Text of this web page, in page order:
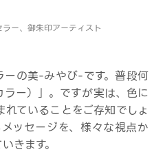
ー、御朱印アーティスト
ーの美-みやび-です。普段何
ー）」。ですが実は、色に
ていることをご存知でしょ
ッセージを、様々な視点か
きます。